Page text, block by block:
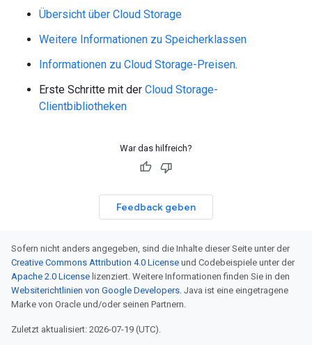
Übersicht über Cloud Storage
Weitere Informationen zu Speicherklassen
Informationen zu Cloud Storage-Preisen.
Erste Schritte mit der Cloud Storage-
Clientbibliotheken
War das hilfreich?
Feedback geben
Sofern nicht anders angegeben, sind die Inhalte dieser Seite unter der
Creative Commons Attribution 4.0 License und Codebeispiele unter der
Apache 2.0 License lizenziert. Weitere Informationen finden Sie in den
Websiterichtlinien von Google Developers . Java ist eine eingetragene
Marke von Oracle und/oder seinen Partnern.
Zuletzt aktualisiert: 2026-07-19 (UTC).